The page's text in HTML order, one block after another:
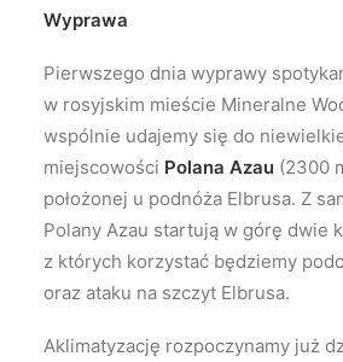
Wyprawa
Pierwszego dnia wyprawy
w rosyjskim mieście Mineralne
wspólnie udajemy się do
miejscowości Polana Azau (2300
położonej u podnóża Elbrusa. Z
Polany Azau startują w górę dwie
z których korzystać będziemy
oraz ataku na szczyt Elbrusa.
Aklimatyzację rozpoczynamy już